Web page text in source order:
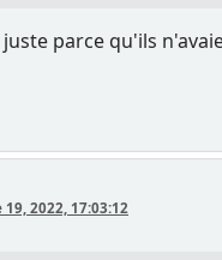
juste parce qu'ils
19, 2022, 17:03:12